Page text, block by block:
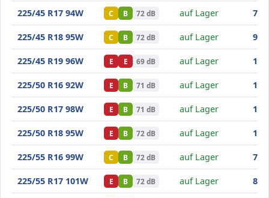
Goodride SA37
225/45 R17 94W C B 72 dB auf Lager 71
Goodride SA37
225/45 R18 95W C B 72 dB auf Lager 93
Goodride SA37
225/45 R19 96W E E 69 dB auf Lager 156
Goodride SA37
225/50 R16 92W E B 71 dB auf Lager 147
Goodride SA37
225/50 R17 98W E B 71 dB auf Lager 147
Goodride SA37
225/50 R18 95W E B 72 dB auf Lager 157
Goodride SA37
225/55 R16 99W C B 72 dB auf Lager 72
Goodride SA37
225/55 R17 101W E B 72 dB auf Lager 84